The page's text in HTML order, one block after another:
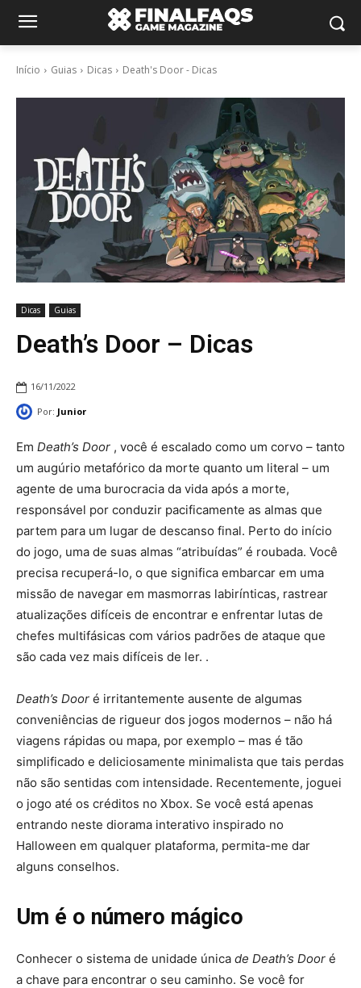
Início Guias Dicas Death's Door - Dicas
Dicas Guias
Death’s Door – Dicas
16/11/2022
Por: Junior
Em Death’s Door , você é escalado como um corvo – tanto
um augúrio metafórico da morte quanto um literal – um
agente de uma burocracia da vida após a morte,
responsável por conduzir pacificamente as almas que
partem para um lugar de descanso final. Perto do início
do jogo, uma de suas almas “atribuídas” é roubada. Você
precisa recuperá-lo, o que significa embarcar em uma
missão de navegar em masmorras labirínticas, rastrear
atualizações difíceis de encontrar e enfrentar lutas de
chefes multifásicas com vários padrões de ataque que
são cada vez mais difíceis de ler. .
Death’s Door é irritantemente ausente de algumas
conveniências de rigueur dos jogos modernos – não há
viagens rápidas ou mapa, por exemplo – mas é tão
simplificado e deliciosamente minimalista que tais perdas
não são sentidas com intensidade. Recentemente, joguei
o jogo até os créditos no Xbox. Se você está apenas
entrando neste diorama interativo inspirado no
Halloween em qualquer plataforma, permita-me dar
alguns conselhos.
Um é o número mágico
Conhecer o sistema de unidade única de Death’s Door é
a chave para encontrar o seu caminho. Se você for